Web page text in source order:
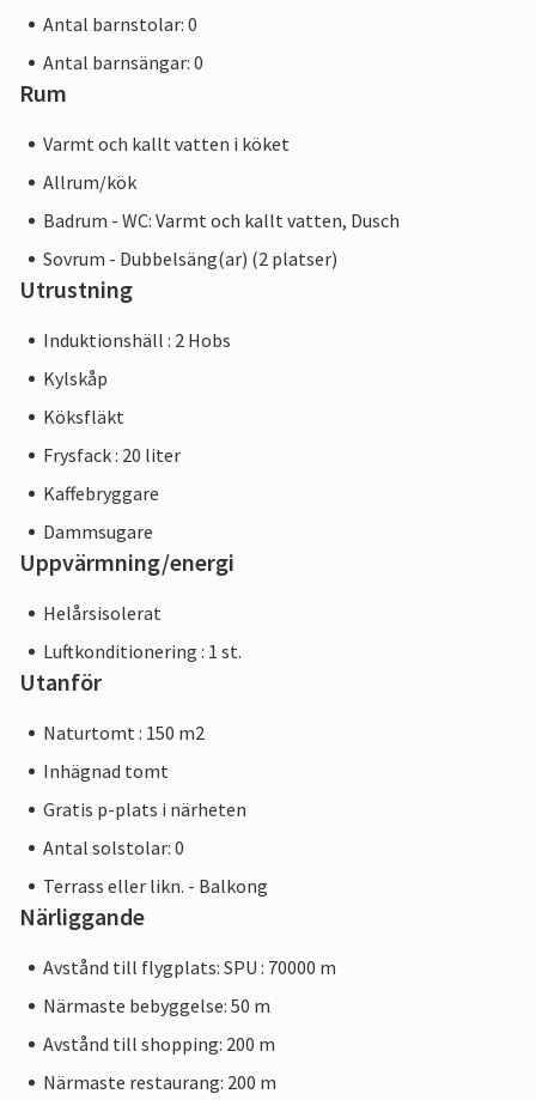
Antal barnstolar: 0
Antal barnsängar: 0
Rum
Varmt och kallt vatten i köket
Allrum/kök
Badrum - WC: Varmt och kallt vatten, Dusch
Sovrum - Dubbelsäng(ar) (2 platser)
Utrustning
Induktionshäll : 2 Hobs
Kylskåp
Köksfläkt
Frysfack : 20 liter
Kaffebryggare
Dammsugare
Uppvärmning/energi
Helårsisolerat
Luftkonditionering : 1 st.
Utanför
Naturtomt : 150 m2
Inhägnad tomt
Gratis p-plats i närheten
Antal solstolar: 0
Terrass eller likn. - Balkong
Närliggande
Avstånd till flygplats: SPU : 70000 m
Närmaste bebyggelse: 50 m
Avstånd till shopping: 200 m
Närmaste restaurang: 200 m